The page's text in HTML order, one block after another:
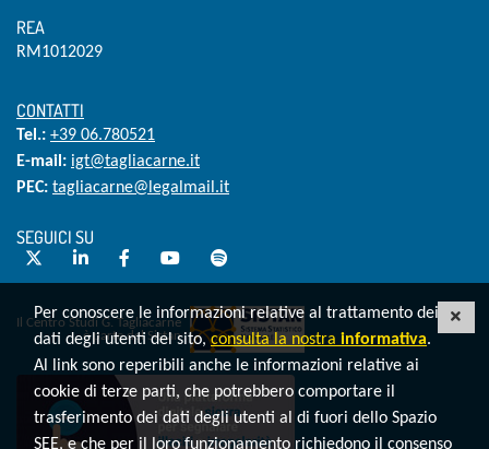
REA
RM1012029
CONTATTI
Tel.: +39 06.780521
E-mail: igt@tagliacarne.it
PEC: tagliacarne@legalmail.it
SEGUICI SU
TwitterLinkedInFacebookYouTube
Il Centro Studi G. Tagliacarne
è parte del Sistan
Invia una segnalazione whistleblowing
Per conoscere le informazioni relative al trattamento dei
dati degli utenti del sito,consulta la nostra informativa.
Al link sono reperibili anche le informazioni relative ai
cookie di terze parti, che potrebbero comportare il
trasferimento dei dati degli utenti al di fuori dello Spazio
SEE, e che per il loro funzionamento richiedono il consenso